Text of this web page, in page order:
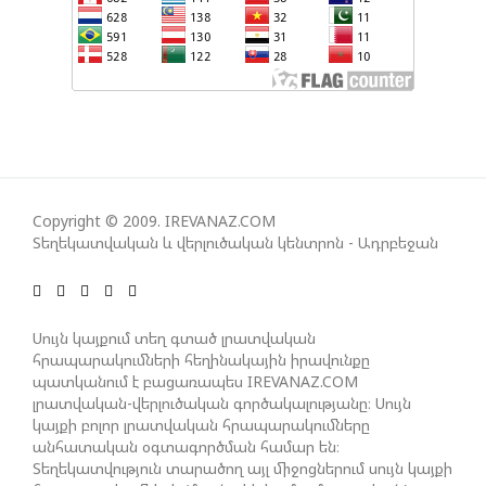
ԿՅԱՆՔԻ ԿՈՉՄԱՆ ՇԱՆՍԵՐՆ ԱՅՍ ՊԱՀԻՆ
ՀԱՊԿ-Ի ՄԱՍՆԱԿՑՈՒԹՅՈՒՆԸ ՂԱՐԱԲԱՂՅԱՆ
ԳՈՐԾՈՒՆԵՈՒԹՅՈՒՆ ԱԴՐԲԵՋԱՆՈՒՄ ԱՆՕՐԻՆԱԿԱՆ
Է ՃԱՆԱՉՎԵԼ
ՄԱԼԴԻՎՑԻ ԳՈՐԾԸՆԿԵՐ ՄՈՀԱՄՄԵԴ ՄՈՒԻԶԱՅԻՆ.
«ՄԵՆՔ ԳՈՀ ԵՆՔ ԱԴՐԲԵՋԱՆԻ ԵՎ ՄԱԼԴԻՎՆԵՐԻ
ՄԻՋԵՎ ՀԱՐԱԲԵՐՈՒԹՅՈՒՆՆԵՐԻ ԴԻՆԱՄԻԿ
ԶԱՐԳԱՑՈՒՄԻՑ»
Copyright © 2009. IREVANAZ.COM
Տեղեկատվական և վերլուծական կենտրոն - Ադրբեջան
Սույն կայքում տեղ գտած լրատվական
հրապարակումների հեղինակային իրավունքը
պատկանում է բացառապես IREVANAZ.COM
լրատվական-վերլուծական գործակալությանը։ Սույն
կայքի բոլոր լրատվական հրապարակումները
անհատական օգտագործման համար են։
Տեղեկատվություն տարածող այլ միջոցներում սույն կայքի